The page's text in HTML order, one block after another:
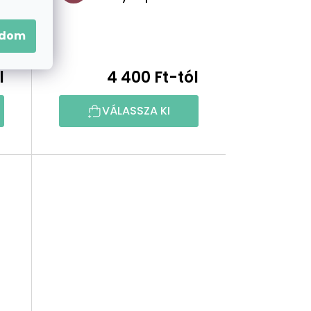
4 400 Ft-tól
VÁLASSZA KI